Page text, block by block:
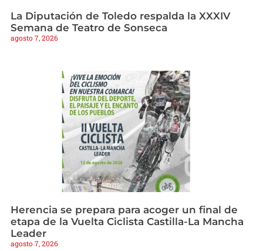
La Diputación de Toledo respalda la XXXIV
Semana de Teatro de Sonseca
agosto 7, 2026
Herencia se prepara para acoger un final de
etapa de la Vuelta Ciclista Castilla-La Mancha
Leader
agosto 7, 2026